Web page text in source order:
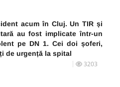
acum în Cluj. Un TIR și
au fost implicate într-un
pe DN 1. Cei doi șoferi,
de urgență la spital
3203